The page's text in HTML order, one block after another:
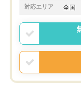
でした。
言う事で講師変更
まりに短期での変
う事にして退会し
戻せ、授業内容や
と思います。
対応エリア 全国